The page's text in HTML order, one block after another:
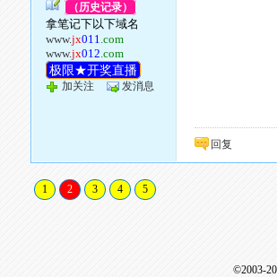
（历史记录）
拿笔记下以下域名
www.jx011.com
www.jx012.com
极限★开奖直播
加关注 发消息
回复
1 2 3 4 5
©2003-